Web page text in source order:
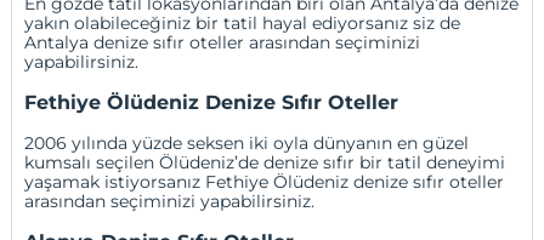
yakın olabileceğiniz bir tatil hayal ediyorsanız siz de
Antalya denize sıfır oteller arasından seçiminizi
yapabilirsiniz.
Fethiye Ölüdeniz Denize Sıfır Oteller
2006 yılında yüzde seksen iki oyla dünyanın en güzel
kumsalı seçilen Ölüdeniz’de denize sıfır bir tatil deneyimi
yaşamak istiyorsanız FethiyeÖlüdeniz denize sıfır oteller
arasından seçiminizi yapabilirsiniz.